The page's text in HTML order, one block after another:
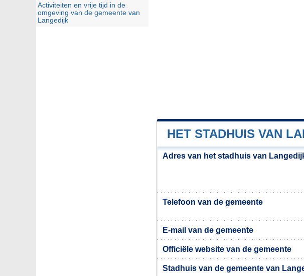
HET STADHUIS VAN
Adres van het stadhuis van
Telefoon van de gemeente
E-mail van de gemeente
Officiële website van de gemeente
Stadhuis van de gemeente van
Activiteiten en vrije tijd in de
omgeving van de gemeente van
Langedijk